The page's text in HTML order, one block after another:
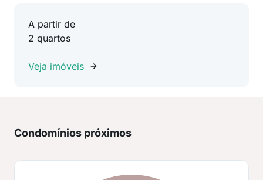
A partir de
2 quartos
Veja imóveis
Condomínios próximos